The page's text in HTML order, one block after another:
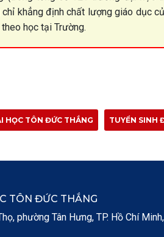
chỉ khẳng định chất lượng giáo dục
học tại Trường.
HỌC TÔN ĐỨC THẮNG TUYỂN SINH
TÔN ĐỨC THẮNG
phường Tân Hưng, TP. Hồ Chí